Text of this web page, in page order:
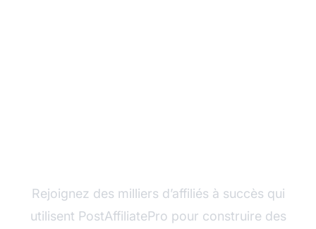
Rejoignez des milliers d’affiliés à succès qui
utilisent PostAffiliatePro pour construire des